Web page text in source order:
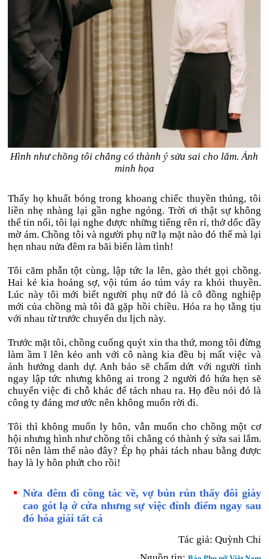
Hình như chồng tôi chẳng có thành ý sửa sai cho lắm. Ảnh
minh họa
Thấy họ khuất bóng trong khoang chiếc thuyền thúng, tôi
liền nhẹ nhàng lại gần nghe ngóng. Trời ơi thật sự không
thể tin nổi, tôi lại nghe được những tiếng rên rỉ, thở dốc đầy
mờ ám. Chồng tôi và người phụ nữ lạ mặt nào đó thế mà lại
hẹn nhau nửa đêm ra bãi biển làm tình!
Tôi căm phẫn tột cùng, lập tức la lên, gào thét gọi chồng.
Hai kẻ kia hoảng sợ, vội túm áo túm váy ra khỏi thuyền.
Lúc này tôi mới biết người phụ nữ đó là cô đồng nghiệp
mới của chồng mà tôi đã gặp hồi chiều. Hóa ra họ tằng tịu
với nhau từ trước chuyến du lịch này.
Trước mặt tôi, chồng cuống quýt xin tha thứ, mong tôi đừng
làm ầm ĩ lên kẻo anh với cô nàng kia đều bị mất việc và
ảnh hưởng danh dự. Anh bảo sẽ chấm dứt với người tình
ngay lập tức nhưng không ai trong 2 người đó hứa hẹn sẽ
chuyển việc đi chỗ khác để tách nhau ra. Họ đều nói đó là
công ty đáng mơ ước nên không muốn rời đi.
Tôi thì không muốn ly hôn, vẫn muốn cho chồng một cơ
hội nhưng hình như chồng tôi chẳng có thành ý sửa sai lắm.
Tôi nên làm thế nào đây? Ép họ phải tách nhau bằng được
hay là ly hôn phứt cho rồi!
Nửa đêm đi công tác về, vợ bủn rủn thấy đôi giày
cao gót lạ ở cửa nhưng sự việc đỉnh điểm ngay sau
đó hóa giải tất cả
Tác giả: Quỳnh Chi